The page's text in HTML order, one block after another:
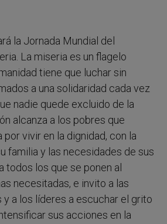
la Jornada Mundial del
La miseria es un flagelo
tiene que luchar sin
a una solidaridad cada vez
nadie quede excluido de la
alcanza a los pobres que
por vivir en la dignidad, con la
familia y las necesidades de sus
todos los que se ponen al
necesitadas, e invito a las
a los líderes a escuchar el grito
sus acciones en la